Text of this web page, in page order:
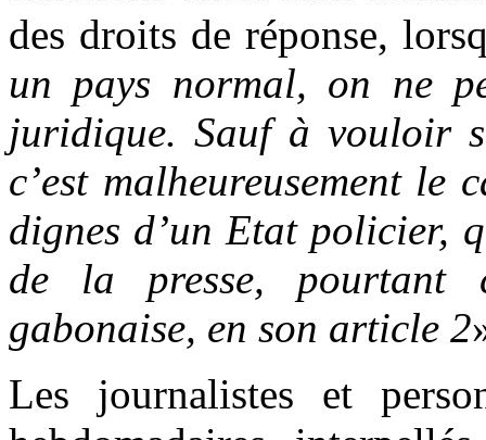
des droits de réponse,
un pays normal, on ne
juridique. Sauf à vouloir
c’est malheureusement le
dignes d’un Etat policier,
de la presse, pourtant
gabonaise, en son article 2
Les journalistes et